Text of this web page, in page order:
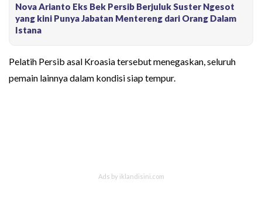
Nova Arianto Eks Bek Persib Berjuluk Suster Ngesot
yang kini Punya Jabatan Mentereng dari Orang Dalam
Istana
Pelatih Persib asal Kroasia tersebut menegaskan, seluruh
pemain lainnya dalam kondisi siap tempur.